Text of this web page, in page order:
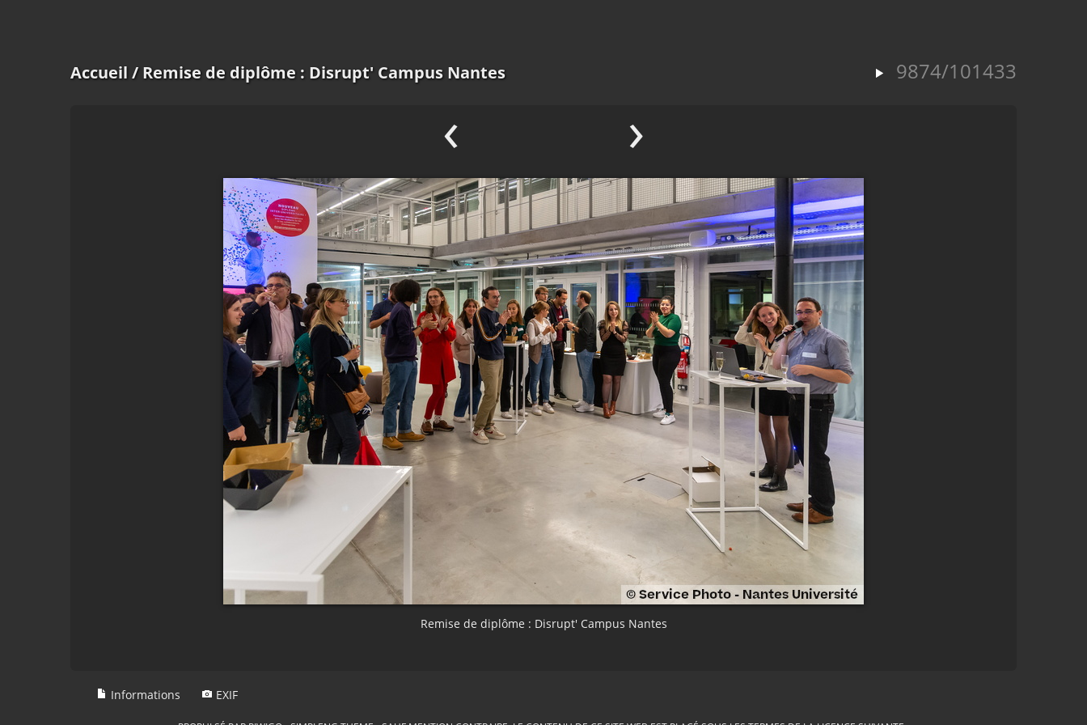
9874/101433
Accueil / Remise de diplôme : Disrupt' Campus Nantes
‹ ›
Remise de diplôme : Disrupt' Campus Nantes
Informations EXIF